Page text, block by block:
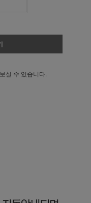
실 수 있습니다.